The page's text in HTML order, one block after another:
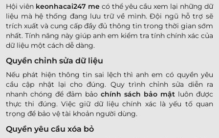
Hội viên keonhacai247 me có thể yêu cầu xem lại những dữ
liệu mà hệ thống đang lưu trữ về mình. Đội ngũ hỗ trợ sẽ
trích xuất và cung cấp đầy đủ thông tin trong thời gian sớm
nhất. Tính năng này giúp anh em kiểm tra tính chính xác của
dữ liệu một cách dễ dàng.
Quyền chỉnh sửa dữ liệu
Nếu phát hiện thông tin sai lệch thì anh em có quyền yêu
cầu cập nhật lại cho đúng. Quy trình chỉnh sửa diễn ra
nhanh chóng để đảm bảo chính sách bảo mật luôn được
thực thi đúng. Việc giữ dữ liệu chính xác là yếu tố quan
trọng để bảo vệ tài khoản người dùng.
Quyền yêu cầu xóa bỏ